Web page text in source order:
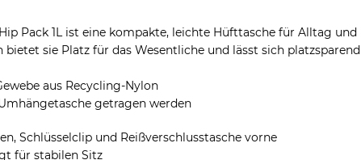
Pack 1L ist eine kompakte, leichte Hüfttasche für Alltag und
sie Platz für das Wesentliche und lässt sich platzsparend
aus Recycling-Nylon
getragen werden
Schlüsselclip und Reißverschlusstasche vorne
für stabilen Sitz